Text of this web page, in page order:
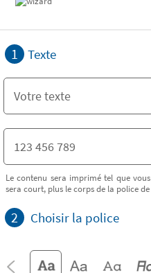
1 Texte
Le contenu sera imprimé tel que
sera court, plus le corps de la police
2 Choisir la police